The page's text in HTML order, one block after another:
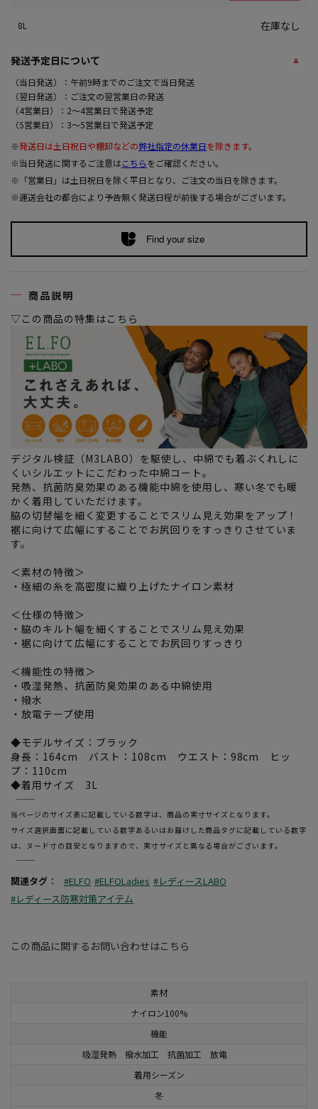
8L 在庫なし
発送予定日について
（当日発送）：午前9時までのご注文で当日発送
（翌日発送）：ご注文の翌営業日の発送
（4営業日）：2～4営業日で発送予定
（5営業日）：3～5営業日で発送予定
※発送日は土日祝日や棚卸などの弊社指定の休業日を除きます。
※当日発送に関するご注意はこちらをご確認ください。
※「営業日」は土日祝日を除く平日となり、ご注文の当日を除きます。
※運送会社の都合により予告無く発送日程が前後する場合がございます。
Find your size
素材
ナイロン100%
機能
吸湿発熱 撥水加工 抗菌加工 放電
着用シーズン
冬
商品説明
▽この商品の特集はこちら
デジタル検証（M3LABO）を駆使し、中綿でも着ぶくれしに
くいシルエットにこだわった中綿コート。
発熱、抗菌防臭効果のある機能中綿を使用し、寒い冬でも暖
かく着用していただけます。
脇の切替幅を細く変更することでスリム見え効果をアップ！
裾に向けて広幅にすることでお尻回りをすっきりさせていま
す。
＜素材の特徴＞
・極細の糸を高密度に織り上げたナイロン素材
＜仕様の特徴＞
・脇のキルト幅を細くすることでスリム見え効果
・裾に向けて広幅にすることでお尻回りすっきり
＜機能性の特徴＞
・吸湿発熱、抗菌防臭効果のある中綿使用
・撥水
・放電テープ使用
◆モデルサイズ：ブラック
身長：164cm バスト：108cm ウエスト：98cm ヒッ
プ：110cm
◆着用サイズ 3L
―――――――――――――――――――――――
当ページのサイズ表に記載している数字は、商品の実寸サイズとなります。
サイズ選択画面に記載している数字あるいはお届けした商品タグに記載している数字
は、ヌード寸の目安となりますので、実寸サイズと異なる場合がございます。
―――――――――――――――――――――――
関連タグ ： #ELFO #ELFOLadies #レディースLABO
#レディース防寒対策アイテム
この商品に関するお問い合わせはこちら